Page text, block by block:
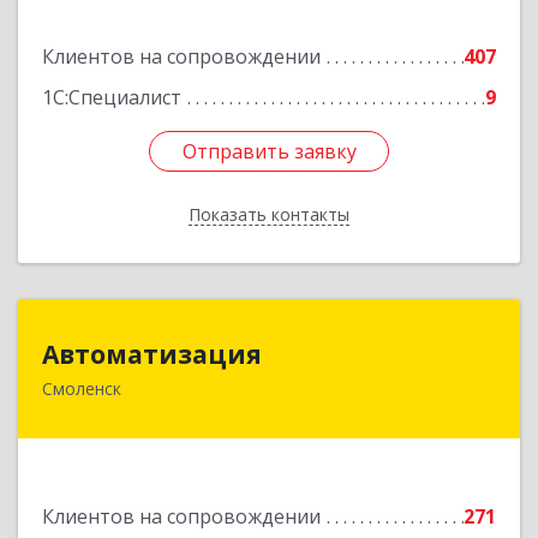
Клиентов на сопровождении
407
1С:Специалист
9
Отправить заявку
Показать контакты
Отправить заявку
Назад
Автоматизация
Смоленск
Клиентов на сопровождении
271
214019, Смоленская обл, Смоленск г, Марии